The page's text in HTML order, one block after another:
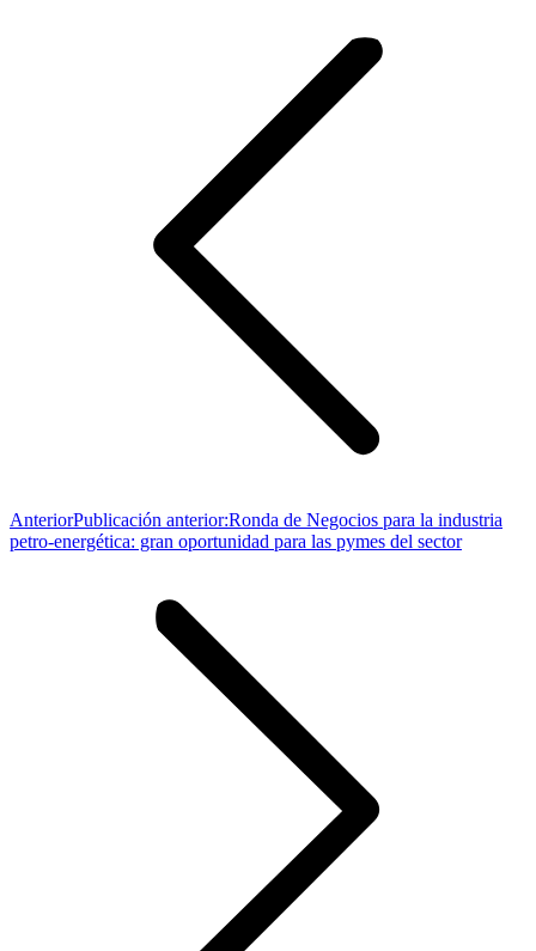
AnteriorPublicación anterior:Ronda de Negocios para la industria
petro-energética: gran oportunidad para las pymes del sector